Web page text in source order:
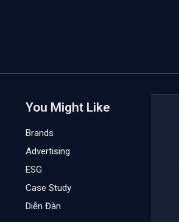
You Might Like
Brands
Advertising
ESG
Case Study
Diễn Đàn